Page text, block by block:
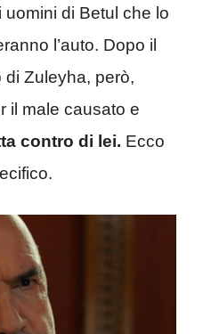
di Betul che lo
l’auto. Dopo il
di Zuleyha, però,
il male causato e
contro di lei. Ecco